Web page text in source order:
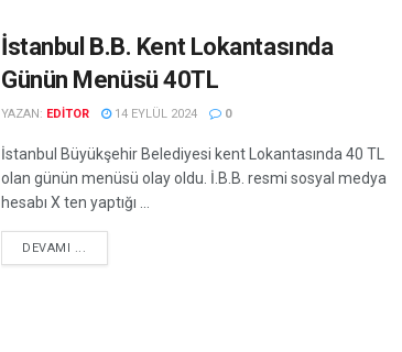
İstanbul B.B. Kent Lokantasında
Günün Menüsü 40TL
YAZAN: EDITOR 14 EYLÜL 2024 0
İstanbul Büyükşehir Belediyesi kent Lokantasında 40 TL
olan günün menüsü olay oldu. İ.B.B. resmi sosyal medya
hesabı X ten yaptığı ...
DEVAMI ...